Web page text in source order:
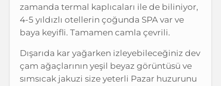
zamanda termal kaplıcaları ile de biliniyor,
4-5 yıldızlı otellerin çoğunda SPA var ve
baya keyifli. Tamamen camla çevrili.
Dışarıda kar yağarken izleyebileceğiniz dev
çam ağaçlarının yeşil beyaz görüntüsü ve
sımsıcak jakuzi size yeterli Pazar huzurunu